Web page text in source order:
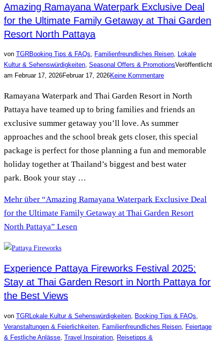
Amazing Ramayana Waterpark Exclusive Deal
for the Ultimate Family Getaway at Thai Garden
Resort North Pattaya
von TGRBooking Tips & FAQs, Familienfreundliches Reisen, Lokale
Kultur & Sehenswürdigkeiten, Seasonal Offers & PromotionsVeröffentlicht
am Februar 17, 2026Februar 17, 2026Keine Kommentare
Ramayana Waterpark and Thai Garden Resort in North
Pattaya have teamed up to bring families and friends an
exclusive summer getaway you’ll love. As summer
approaches and the school break gets closer, this special
package is perfect for those planning a fun and memorable
holiday together at Thailand’s biggest and best water
park. Book your stay …
Mehr über “Amazing Ramayana Waterpark Exclusive Deal
for the Ultimate Family Getaway at Thai Garden Resort
North Pattaya” Lesen
Experience Pattaya Fireworks Festival 2025:
Stay at Thai Garden Resort in North Pattaya for
the Best Views
von TGRLokale Kultur & Sehenswürdigkeiten, Booking Tips & FAQs,
Veranstaltungen & Feierlichkeiten, Familienfreundliches Reisen, Feiertage
& Festliche Anlässe, Travel Inspiration, Reisetipps &